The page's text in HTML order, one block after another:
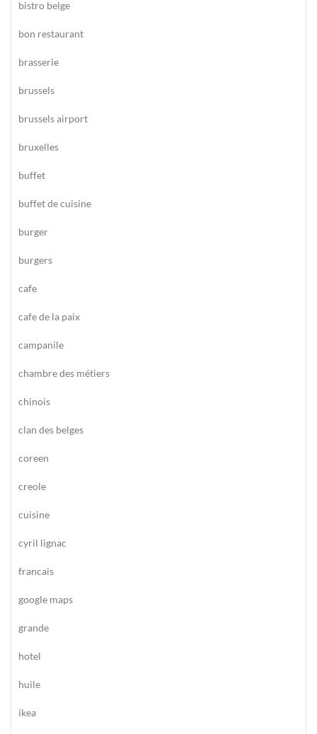
bistro belge
bon restaurant
brasserie
brussels
brussels airport
bruxelles
buffet
buffet de cuisine
burger
burgers
cafe
cafe de la paix
campanile
chambre des métiers
chinois
clan des belges
coreen
creole
cuisine
cyril lignac
francais
google maps
grande
hotel
huile
ikea